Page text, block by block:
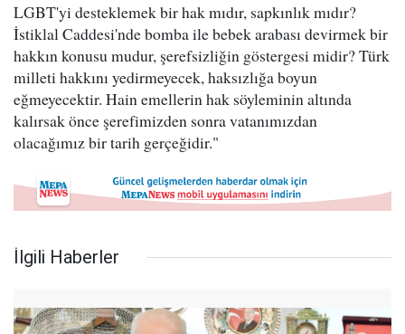
LGBT'yi desteklemek bir hak mıdır, sapkınlık mıdır?
İstiklal Caddesi'nde bomba ile bebek arabası devirmek bir
hakkın konusu mudur, şerefsizliğin göstergesi midir? Türk
milleti hakkını yedirmeyecek, haksızlığa boyun
eğmeyecektir. Hain emellerin hak söyleminin altında
kalırsak önce şerefimizden sonra vatanımızdan
olacağımız bir tarih gerçeğidir."
İlgili Haberler